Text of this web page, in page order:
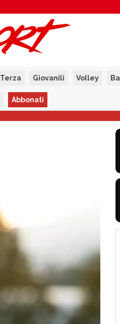
Terza Giovanili Volley
Abbonati